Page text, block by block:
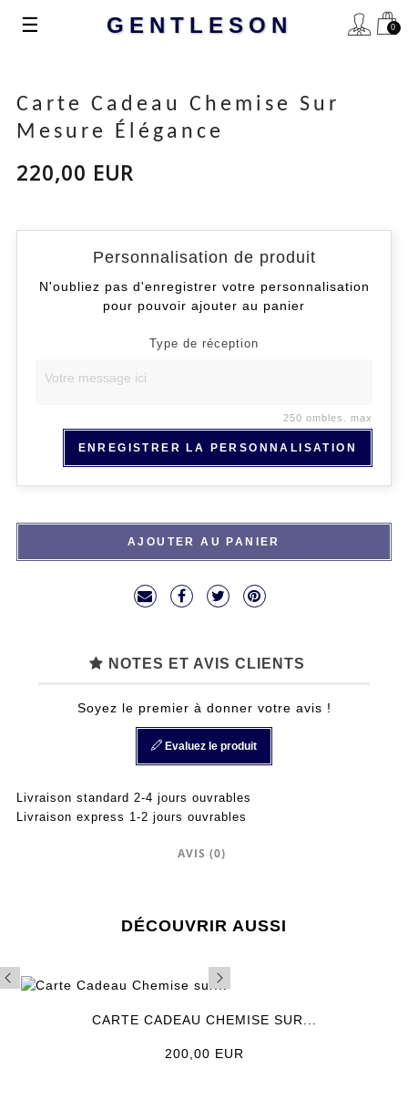
Basculer
☰ GENTLESON 0
Carte Cadeau Chemise Sur
Mesure Élégance
220,00 EUR
Personnalisation de produit
N'oubliez pas d'enregistrer votre personnalisation
pour pouvoir ajouter au panier
Type de réception
250 ombles. max
ENREGISTRER LA PERSONNALISATION
AJOUTER AU PANIER
NOTES ET AVIS CLIENTS
Soyez le premier à donner votre avis !
Evaluez le produit
Livraison standard 2-4 jours ouvrables
Livraison express 1-2 jours ouvrables
AVIS (0)
DÉCOUVRIR AUSSI
CARTE CADEAU CHEMISE SUR...
Prix
200,00 EUR